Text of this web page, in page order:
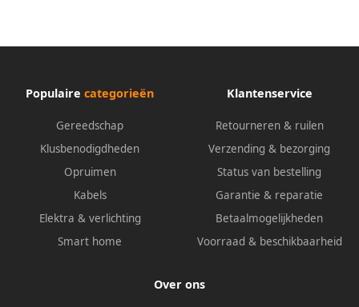
Populaire categorieën
Gereedschap
Klusbenodigdheden
Opruimen
Kabels
Elektra & verlichting
Smart home
Klantenservice
Retourneren & ruilen
Verzending & bezorging
Status van bestelling
Garantie & reparatie
Betaalmogelijkheden
Voorraad & beschikbaarheid
Over ons